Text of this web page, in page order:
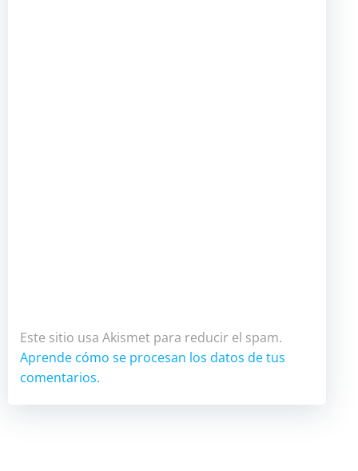
Este sitio usa Akismet para reducir el spam.
Aprende cómo se procesan los datos de tus
comentarios.